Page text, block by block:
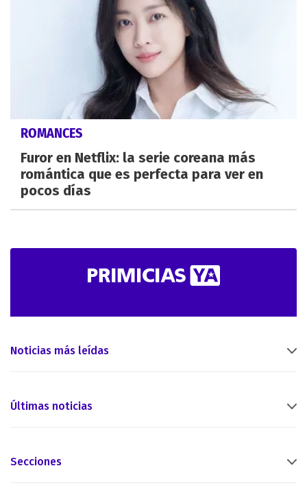
ROMANCES
Furor en Netflix: la serie coreana más
romántica que es perfecta para ver en
pocos días
Noticias más leídas
Últimas noticias
Secciones